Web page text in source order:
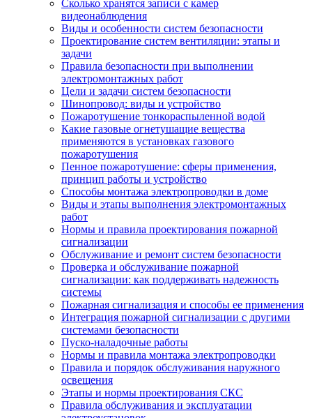
Сколько хранятся записи с камер
видеонаблюдения
Виды и особенности систем безопасности
Проектирование систем вентиляции: этапы и
задачи
Правила безопасности при выполнении
электромонтажных работ
Цели и задачи систем безопасности
Шинопровод: виды и устройство
Пожаротушение тонкораспыленной водой
Какие газовые огнетушащие вещества
применяются в установках газового
пожаротушения
Пенное пожаротушение: сферы применения,
принцип работы и устройство
Способы монтажа электропроводки в доме
Виды и этапы выполнения электромонтажных
работ
Нормы и правила проектирования пожарной
сигнализации
Обслуживание и ремонт систем безопасности
Проверка и обслуживание пожарной
сигнализации: как поддерживать надежность
системы
Пожарная сигнализация и способы ее применения
Интеграция пожарной сигнализации с другими
системами безопасности
Пуско-наладочные работы
Нормы и правила монтажа электропроводки
Правила и порядок обслуживания наружного
освещения
Этапы и нормы проектирования СКС
Правила обслуживания и эксплуатации